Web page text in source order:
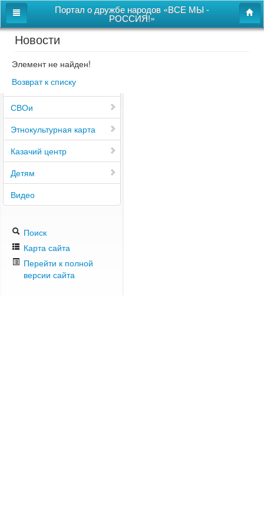
Портал о дружбе народов «ВСЕ МЫ -
РОССИЯ!»
Главная
Дом дружбы народов
Новости
СВОи
Этнокультурная карта
Казачий центр
Детям
Видео
Поиск
Карта сайта
Перейти к полной
версии сайта
Новости
Элемент не найден!
Возврат к списку